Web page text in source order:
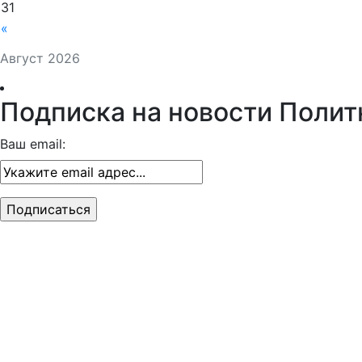
Август 2026
«
31
Подписка на новости
Ваш email: